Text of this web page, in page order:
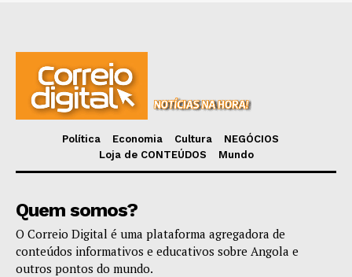
Política Economia Cultura
NEGÓCIOS
Loja de CONTEÚDOS
Mundo
Quem somos?
O Correio Digital é uma plataforma agregadora de
conteúdos informativos e educativos sobre Angola e
outros pontos do mundo.